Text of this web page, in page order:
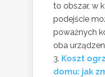
to obszar, w
podejście
poważnych
oba
Koszt
domu: jak